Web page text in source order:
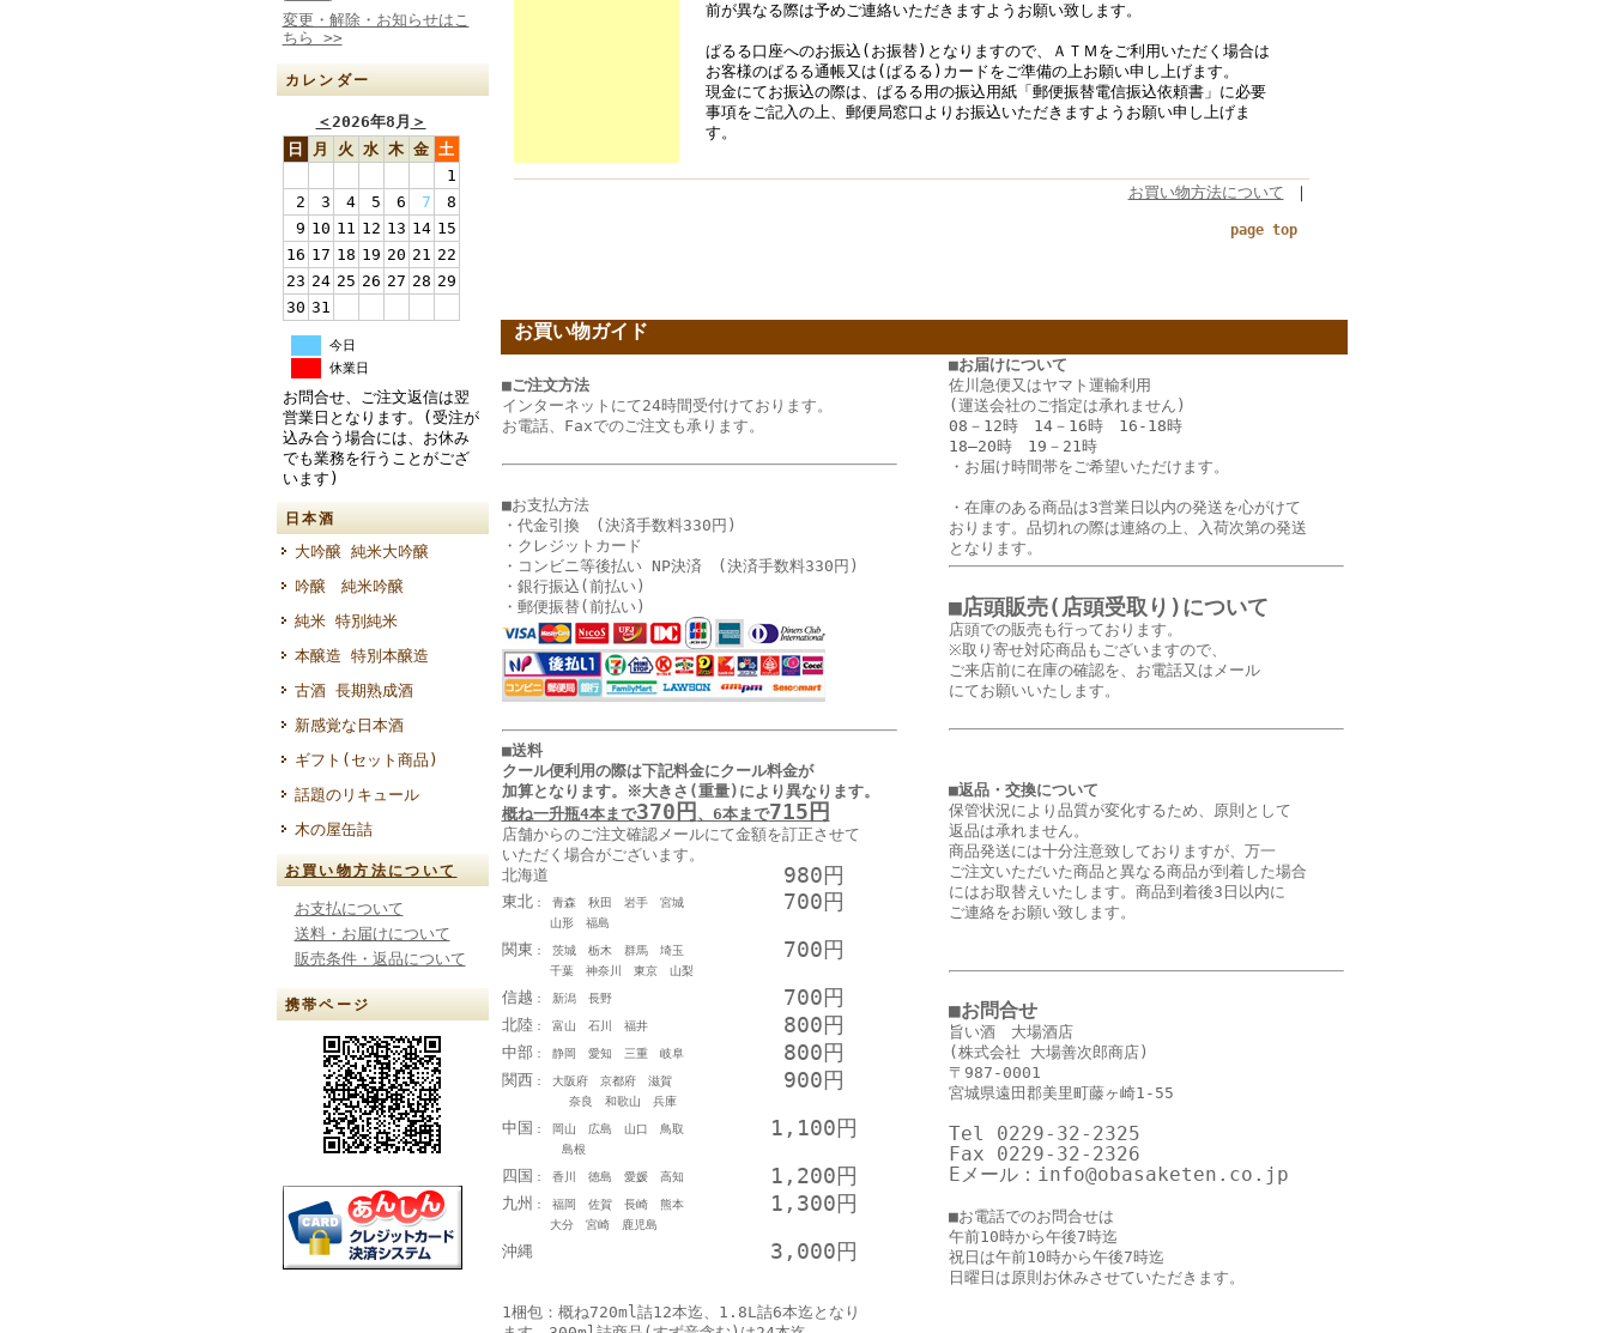
変更・解除・お知らせはこ
ちら >>
カレンダー
＜2026年8月 ＞
日
月 火 水 木 金 土
1
2
3 4 5 6 7
8
9 10 11 12 13 14 15
16 17 18 19 20 21 22
23 24 25 26 27 28 29
30 31
今日
休業日
お問合せ、ご注文返信は翌
営業日となります。(受注が
込み合う場合には、お休み
でも業務を行うことがござ
います)
日本酒
大吟醸 純米大吟醸
吟醸 純米吟醸
純米 特別純米
本醸造 特別本醸造
古酒 長期熟成酒
新感覚な日本酒
ギフト(セット商品)
話題のリキュール
木の屋缶詰
お買い物方法について
お支払について
送料・お届けについて
販売条件・返品について
携帯ページ
前が異なる際は予めご連絡いただきますようお願い致します。
ぱるる口座へのお振込(お振替)となりますので、ＡＴＭをご利用いただく場合は
お客様のぱるる通帳又は(ぱるる)カードをご準備の上お願い申し上げます。
現金にてお振込の際は、ぱるる用の振込用紙「郵便振替電信振込依頼書」に必要
事項をご記入の上、郵便局窓口よりお振込いただきますようお願い申し上げま
す。
お買い物方法について ｜
page top
お買い物ガイド
■ご注文方法
インターネットにて24時間受付けております。
お電話、Faxでのご注文も承ります。
■お支払方法
・代金引換 (決済手数料330円)
・クレジットカード
・コンビニ等後払い NP決済 (決済手数料330円)
・銀行振込(前払い)
・郵便振替(前払い)
■送料
クール便利用の際は下記料金にクール料金が
加算となります。
※大きさ(重量)により異なります。
概ね一升瓶4本まで370円、6本まで715円
店舗からのご注文確認メールにて金額を訂正させて
いただく場合がございます。
北海道
980円
東北： 青森 秋田 岩手 宮城
山形 福島
700円
関東 ： 茨城 栃木 群馬 埼玉
千葉 神奈川 東京 山梨
700円
信越 ： 新潟 長野 700円
北陸： 富山 石川 福井 800円
中部： 静岡 愛知 三重 岐阜 800円
関西 ： 大阪府 京都府 滋賀
奈良 和歌山 兵庫
900円
中国 ： 岡山 広島 山口 鳥取
島根
1,100円
四国 ： 香川 徳島 愛媛 高知 1,200円
九州 ： 福岡 佐賀 長崎 熊本
大分 宮崎 鹿児島
1,300円
沖縄 3,000円
1梱包：概ね720ml詰12本迄、1.8L詰6本迄となり
■お届けについて
佐川急便又はヤマト運輸利用
(運送会社のご指定は承れません)
08－12時 14－16時 16‐18時
18―20時 19－21時
・ お届け時間帯をご希望いただけます。
・在庫のある商品は3営業日以内の発送を心がけて
おります。品切れの際は連絡の上、入荷次第の発送
となります。
■店頭販売(店頭受取り)について
店頭での販売も行っております。
※取り寄せ対応商品もございますので、
ご来店前に在庫の確認を、お電話又はメール
にてお願いいたします。
■返品・交換について
保管状況により品質が変化するため、原則として
返品は承れません。
商品発送には十分注意致しておりますが、万一
ご注文いただいた商品と異なる商品が到着した場合
にはお取替えいたします。商品到着後3日以内に
ご連絡をお願い致します。
■お問合せ
旨い酒 大場酒店
(株式会社 大場善次郎商店)
〒987-0001
宮城県遠田郡美里町藤ヶ崎1-55
Tel 0229-32-2325
Fax 0229-32-2326
Eメール：info@obasaketen.co.jp
■お電話でのお問合せは
午前10時から午後7時迄
祝日は午前10時から午後7時迄
日曜日は原則お休みさせていただきます。